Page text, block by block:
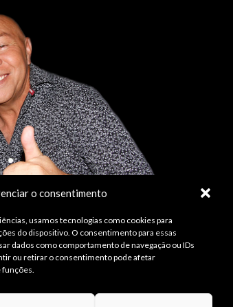
o consentimento
usamos tecnologias como cookies para
do dispositivo. O consentimento para essas
dados como comportamento de navegação ou IDs
ou retirar o consentimento pode afetar